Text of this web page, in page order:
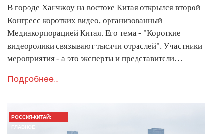
В городе Ханчжоу на востоке Китая открылся второй
Конгресс коротких видео, организованный
Медиакорпорацией Китая. Его тема - "Короткие
видеоролики связывают тысячи отраслей". Участники
мероприятия - а это эксперты и представители…
Подробнее..
РОССИЯ-КИТАЙ:
ГЛАВНОЕ